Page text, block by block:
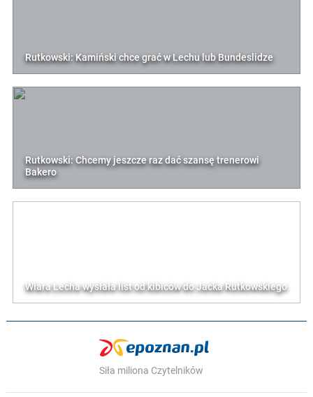
Rutkowski: Kamiński chce grać w Lechu lub Bundeslidze
Rutkowski: Chcemy jeszcze raz dać szansę trenerowi
Bakero
Wiara Lecha wysłała list od kibiców do Jacka Rutkowskiego
Siła miliona Czytelników